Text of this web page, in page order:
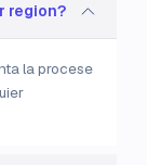
region?
la procese